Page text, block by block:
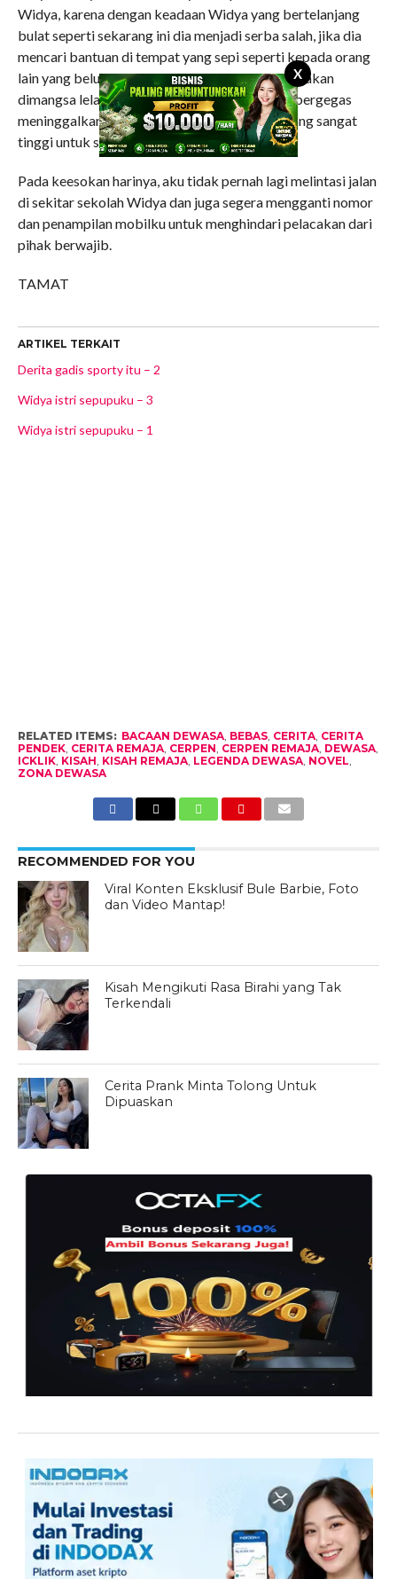
X
Widya, karena dengan keadaan Widya yang bertelanjang
bulat seperti sekarang ini dia menjadi serba salah, jika dia
mencari bantuan di tempat yang sepi seperti kepada orang
lain yang belum dikenalnya, bisa-bisa malah dia akan
dimangsa lelaki hidung belang selain aku. Aku bergegas
meninggalkan tempat itu dengan kecepatan yang sangat
tinggi untuk segera pulang ke rumah.
Pada keesokan harinya, aku tidak pernah lagi melintasi jalan
di sekitar sekolah Widya dan juga segera mengganti nomor
dan penampilan mobilku untuk menghindari pelacakan dari
pihak berwajib.
TAMAT
ARTIKEL TERKAIT
Derita gadis sporty itu – 2
Widya istri sepupuku – 3
Widya istri sepupuku – 1
RELATED ITEMS: BACAAN DEWASA, BEBAS, CERITA, CERITA
PENDEK, CERITA REMAJA, CERPEN, CERPEN REMAJA, DEWASA,
ICKLIK, KISAH, KISAH REMAJA, LEGENDA DEWASA, NOVEL,
ZONA DEWASA
RECOMMENDED FOR YOU
Viral Konten Eksklusif Bule Barbie, Foto
dan Video Mantap!
Kisah Mengikuti Rasa Birahi yang Tak
Terkendali
Cerita Prank Minta Tolong Untuk
Dipuaskan